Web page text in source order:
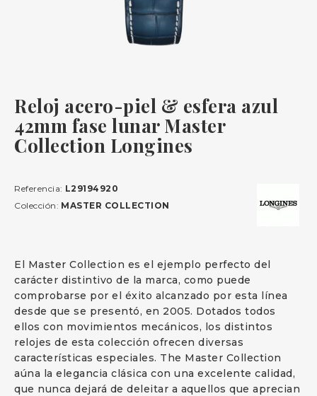
Reloj acero-piel & esfera azul
42mm fase lunar Master
Collection Longines
El Master Collection es el ejemplo perfecto del
carácter distintivo de la marca, como puede
comprobarse por el éxito alcanzado por esta línea
desde que se presentó, en 2005. Dotados todos
ellos con movimientos mecánicos, los distintos
relojes de esta colección ofrecen diversas
características especiales. The Master Collection
aúna la elegancia clásica con una excelente calidad,
que nunca dejará de deleitar a aquellos que aprecian
Referencia: L29194920
Colección: MASTER COLLECTION